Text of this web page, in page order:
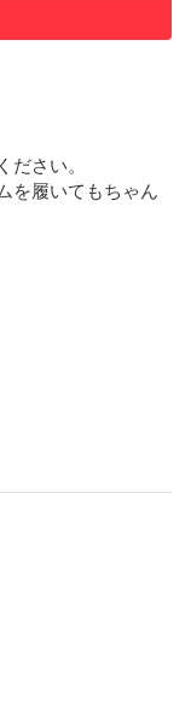
さい。
を履いてもちゃん